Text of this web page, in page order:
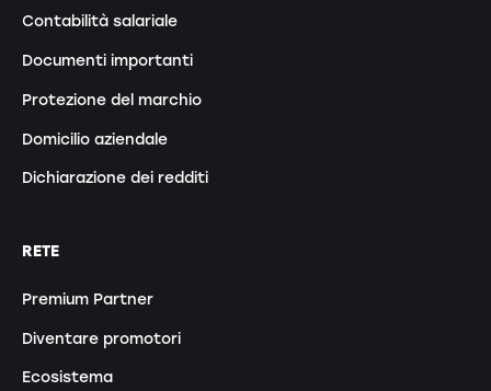
Contabilità salariale
Documenti importanti
Protezione del marchio
Domicilio aziendale
Dichiarazione dei redditi
RETE
Premium Partner
Diventare promotori
Ecosistema